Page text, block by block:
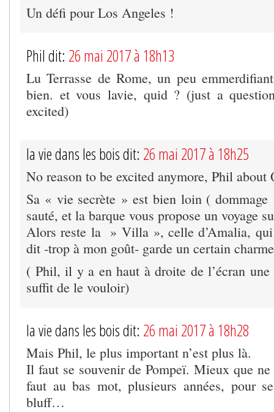
Un défi pour Los Angeles !
Phil dit: 26 mai 2017 à 18h13
Lu Terrasse de Rome, un peu
bien. et vous lavie, quid ? (just a
excited)
la vie dans les bois dit: 26 mai 2017 à 18h25
No reason to be excited anymore, Phil about
Sa « vie secrète » est bien loin (
sauté, et la barque vous propose un voyage
Alors reste la » Villa », celle d’Amalia,
dit -trop à mon goût- garde un certain
( Phil, il y a en haut à droite de l’écran une
suffit de le vouloir)
la vie dans les bois dit: 26 mai 2017 à 18h28
Mais Phil, le plus important n’est plus là.
Il faut se souvenir de Pompeï. Mieux que
faut au bas mot, plusieurs années, pour
bluff…